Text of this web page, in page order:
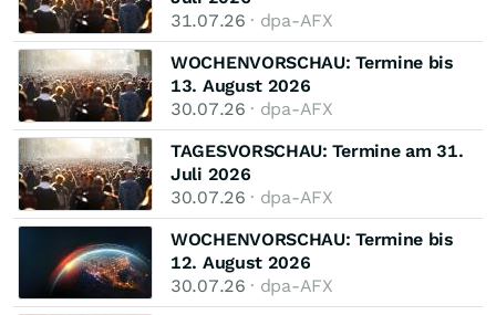
31.07.26 · dpa-AFX
WOCHENVORSCHAU: Termine bis
13. August 2026
30.07.26 · dpa-AFX
TAGESVORSCHAU: Termine am 31.
Juli 2026
30.07.26 · dpa-AFX
WOCHENVORSCHAU: Termine bis
12. August 2026
30.07.26 · dpa-AFX